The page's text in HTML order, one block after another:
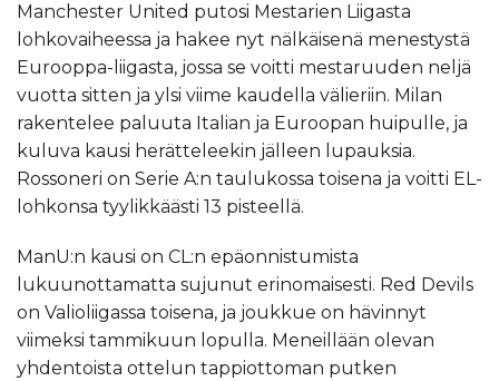
Manchester United putosi Mestarien Liigasta
lohkovaiheessa ja hakee nyt nälkäisenä menestystä
Eurooppa-liigasta, jossa se voitti mestaruuden neljä
vuotta sitten ja ylsi viime kaudella välieriin. Milan
rakentelee paluuta Italian ja Euroopan huipulle, ja
kuluva kausi herätteleekin jälleen lupauksia.
Rossoneri on Serie A:n taulukossa toisena ja voitti EL-
lohkonsa tyylikkäästi 13 pisteellä.
ManU:n kausi on CL:n epäonnistumista
lukuunottamatta sujunut erinomaisesti. Red Devils
on Valioliigassa toisena, ja joukkue on hävinnyt
viimeksi tammikuun lopulla. Meneillään olevan
yhdentoista ottelun tappiottoman putken